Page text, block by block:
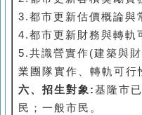
3.都市更新估價概論與
4.都市更新財務與轉軌
5.共識營實作(建築與
業團隊實作、 轉軌可行
六、 招生對象:基隆市
民 ；一般市民。